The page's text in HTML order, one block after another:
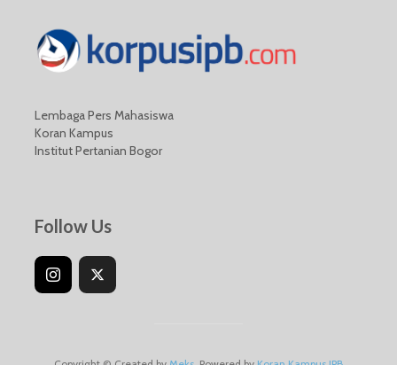
Lembaga Pers Mahasiswa
Koran Kampus
Institut Pertanian Bogor
Follow Us